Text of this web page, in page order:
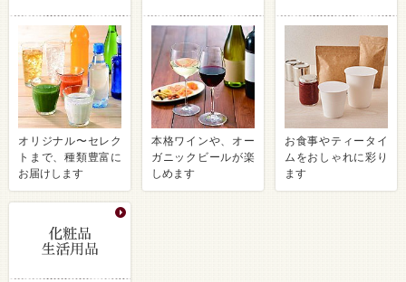
オリジナル〜セレク
トまで、種類豊富に
お届けします
本格ワインや、オー
ガニックビールが楽
しめます
お食事やティータイ
ムをおしゃれに彩り
ます